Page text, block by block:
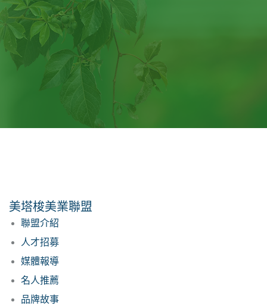
美塔梭美業聯盟
聯盟介紹
人才招募
媒體報導
名人推薦
品牌故事